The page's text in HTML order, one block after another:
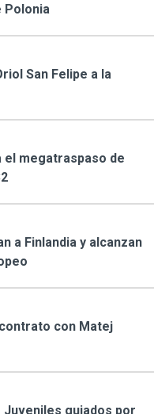
Polonia
San Felipe a la
megatraspaso de
a Finlandia y alcanzan
con Matej
guiados por